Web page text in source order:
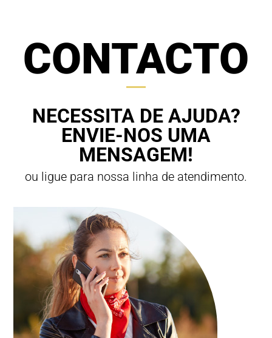
CONTACTO
NECESSITA DE AJUDA?
ENVIE-NOS UMA
MENSAGEM!
ou ligue para nossa linha de atendimento.